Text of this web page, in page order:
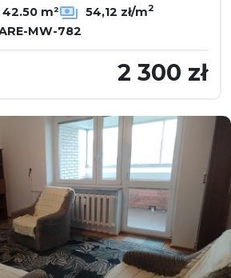
42.50 m² 54,12 zł/m2
MW-782
2 300 zł